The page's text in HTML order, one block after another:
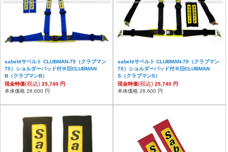
sabelt/サベルト CLUBMAN-75（クラブマン
75）ショルダーパッド付※旧CLUBMAN
B（クラブマンB）
現金特価(税込) 25,740 円
本体価格 28,600 円
sabelt/サベルト CLUBMAN-70（クラブマン
70）ショルダーパッド付※旧CLUBMAN
S（クラブマンS）
現金特価(税込) 25,740 円
本体価格 28,600 円